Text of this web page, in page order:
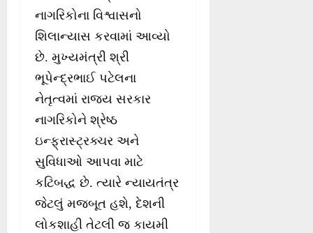
નાગરિકોના વિશ્વાસનો
શિલાન્યાસ કરવામાં આવ્યો
છે. મુખ્યમંત્રી શ્રી
ભૂપેન્દ્રભાઈ પટેલના
નેતૃત્વમાં રાજ્ય સરકાર
નાગરિકોને શ્રેષ્ઠ
ઇન્ફ્રાસ્ટ્રક્ચર અને
સુવિધાઓ આપવા માટે
કટિબદ્ધ છે. ત્યારે ન્યાયતંત્ર
જેટલું મજબૂત હશે, દેશની
લોકશાહી તેટલી જ કાયમી